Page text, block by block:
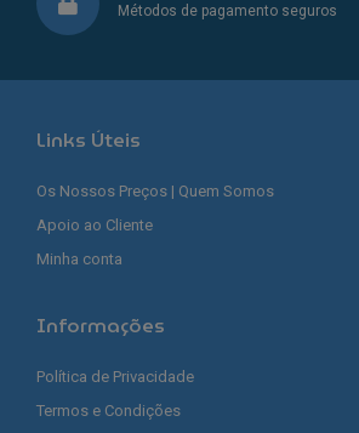
Métodos de pagamento seguros
Links Úteis
Os Nossos Preços | Quem Somos
Apoio ao Cliente
Minha conta
Informações
Política de Privacidade
Termos e Condições